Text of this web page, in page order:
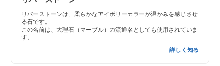
リバーストーンは、柔らかなアイボリーカラーが温かみを感じさせ
る石です。
この名前は、大理石（マーブル）の流通名としても使用されていま
す。
詳しく知る